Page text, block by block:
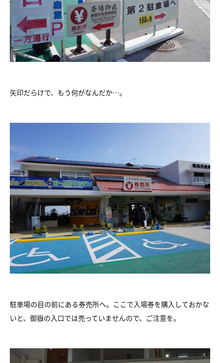
矢印だらけで、もう何がなんだか…。
駐車場の目の前にある券売所へ。ここで入場券を購入しておかな
いと、御嶽の入口では売っていませんので、ご注意を。